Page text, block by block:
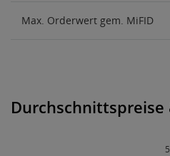
Max. Orderwert gem. MiFID
Durchschnittspreise